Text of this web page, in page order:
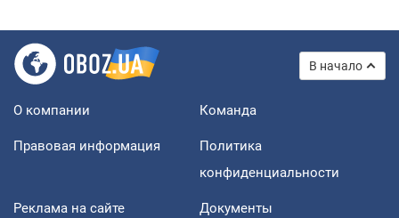
В начало
О компании Команда
Правовая информация
Политика
конфиденциальности
Реклама на сайте Документы